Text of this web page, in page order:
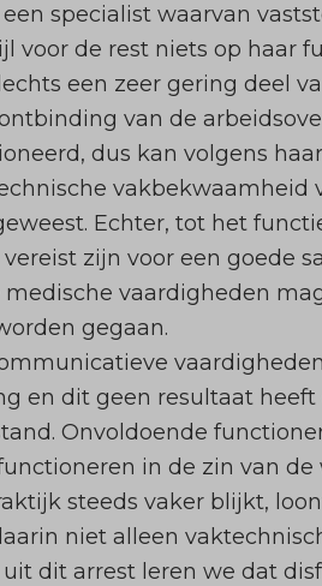
specialist waarvan
voor de rest niets op haar
een zeer gering deel
van de
dus kan volgens
Echter, tot het
zijn voor een goede
vaardigheden
gegaan.
en dit geen resultaat
Onvoldoende
in de zin van de
steeds vaker blijkt,
niet alleen
dit arrest leren we dat